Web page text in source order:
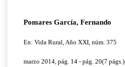
Pomares García, Fernando
En: Vida Rural, Año XXI, núm. 375
marzo 2014, pág. 14 - pág. 20(7 págs.)